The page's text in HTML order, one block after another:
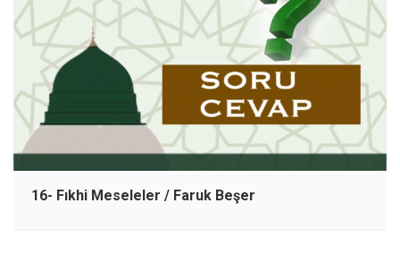
16- Fıkhi Meseleler / Faruk Beşer